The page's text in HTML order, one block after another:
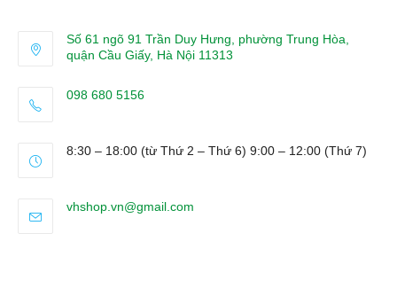
Số 61 ngõ 91 Trần Duy Hưng, phường Trung Hòa,
quận Cầu Giấy, Hà Nội 11313
098 680 5156
your
8:30 – 18:00 (từ Thứ 2 – Thứ 6) 9:00 – 12:00 (Thứ 7)
vhshop.vn@gmail.com